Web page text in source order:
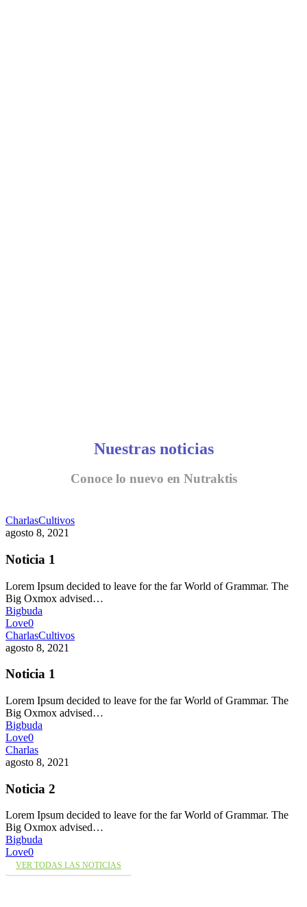
Nuestras noticias
Conoce lo nuevo en Nutraktis
CharlasCultivos
agosto 8, 2021
Noticia 1
Lorem Ipsum decided to leave for the far World of Grammar. The
Big Oxmox advised…
Bigbuda
Love0
CharlasCultivos
agosto 8, 2021
Noticia 1
Lorem Ipsum decided to leave for the far World of Grammar. The
Big Oxmox advised…
Bigbuda
Love0
Charlas
agosto 8, 2021
Noticia 2
Lorem Ipsum decided to leave for the far World of Grammar. The
Big Oxmox advised…
Bigbuda
Love0
VER TODAS LAS NOTICIAS